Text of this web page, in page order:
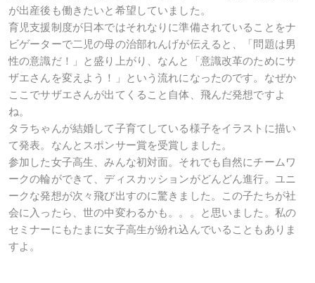
が出産後も働きたいと希望していました。
育児支援制度が日本ではそれなりに準備されていることをナ
ビゲーターで二児の母の治部れんげが伝えると、「問題は男
性の意識だ！」と盛り上がり、なんと「意識改革のためにサ
ザエさんを変えよう！」という流れになったのです。なぜか
ここでサザエさんが出てくること自体、飛んだ発想ですよ
ね。
タラちゃんが結婚して子育てしている様子をイラストに描い
て発表。なんとスポンサー賞を受賞しました。
参加した女子高生、みんな初対面。それでも自然にチームワ
ークの輪ができて、ディスカッションがどんどん進行。ユニ
ークな発想が次々飛び出すのに驚きました。この子たちが社
会に入ったら、世の中変わるかも。。。と思いました。私の
セミナーにもたまに女子高生が紛れ込んでいることもありま
すよ。